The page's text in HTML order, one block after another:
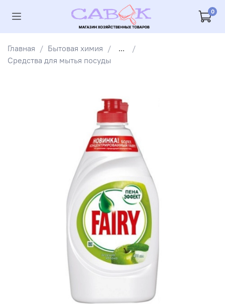
0
Главная Бытовая химия
...
Средства для мытья посуды